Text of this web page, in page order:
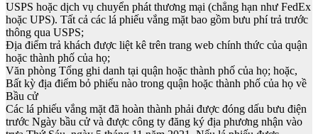
USPS hoặc dịch vụ chuyển phát thương mại (chẳng hạn như FedEx
hoặc UPS). Tất cả các lá phiếu vắng mặt bao gồm bưu phí trả trước
thông qua USPS;
Địa điểm trả khách được liệt kê trên trang web chính thức của quận
hoặc thành phố của họ;
Văn phòng Tổng ghi danh tại quận hoặc thành phố của họ; hoặc,
Bất kỳ địa điểm bỏ phiếu nào trong quận hoặc thành phố của họ về
Bầu cử
Các lá phiếu vắng mặt đã hoàn thành phải được đóng dấu bưu điện
trước Ngày bầu cử và được công ty đăng ký địa phương nhận vào